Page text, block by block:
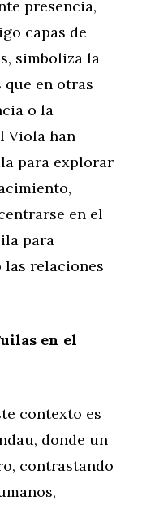
presencia,
capas de
simboliza la
en otras
o la
Viola han
para explorar
en el
para
relaciones
en el
contexto es
donde un
contrastando